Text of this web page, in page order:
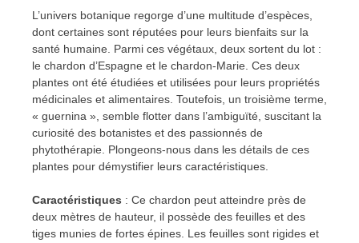
L’univers botanique regorge d’une multitude d’espèces,
dont certaines sont réputées pour leurs bienfaits sur la
santé humaine. Parmi ces végétaux, deux sortent du lot :
le chardon d’Espagne et le chardon-Marie. Ces deux
plantes ont été étudiées et utilisées pour leurs propriétés
médicinales et alimentaires. Toutefois, un troisième terme,
« guernina », semble flotter dans l’ambiguïté, suscitant la
curiosité des botanistes et des passionnés de
phytothérapie. Plongeons-nous dans les détails de ces
plantes pour démystifier leurs caractéristiques.
Caractéristiques : Ce chardon peut atteindre près de
deux mètres de hauteur, il possède des feuilles et des
tiges munies de fortes épines. Les feuilles sont rigides et